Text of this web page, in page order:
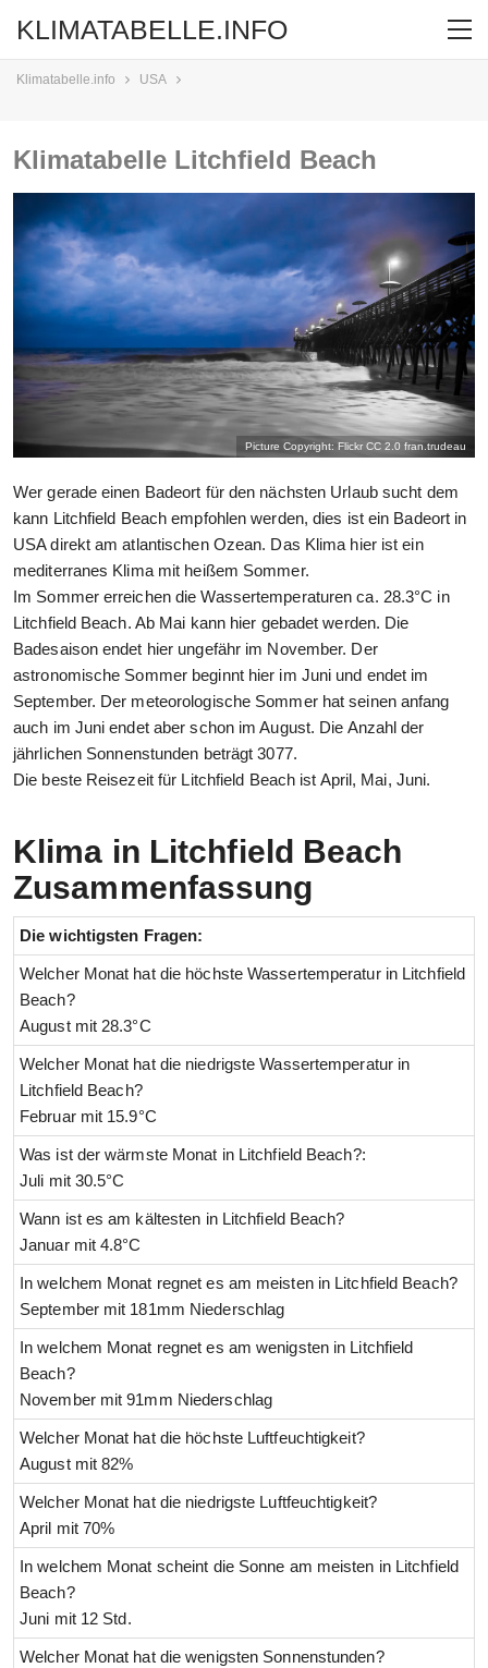
KLIMATABELLE.INFO
Klimatabelle.info USA
Klimatabelle Litchfield Beach
Picture Copyright: Flickr CC 2.0 fran.trudeau
Wer gerade einen Badeort für den nächsten Urlaub sucht dem
kann Litchfield Beach empfohlen werden, dies ist ein Badeort in
USA direkt am atlantischen Ozean. Das Klima hier ist ein
mediterranes Klima mit heißem Sommer.
Im Sommer erreichen die Wassertemperaturen ca. 28.3°C in
Litchfield Beach. Ab Mai kann hier gebadet werden. Die
Badesaison endet hier ungefähr im November. Der
astronomische Sommer beginnt hier im Juni und endet im
September. Der meteorologische Sommer hat seinen anfang
auch im Juni endet aber schon im August. Die Anzahl der
jährlichen Sonnenstunden beträgt 3077.
Die beste Reisezeit für Litchfield Beach ist April, Mai, Juni.
Klima in Litchfield Beach
Zusammenfassung
Die wichtigsten Fragen:
Welcher Monat hat die höchste Wassertemperatur in Litchfield
Beach?
August mit 28.3°C
Welcher Monat hat die niedrigste Wassertemperatur in
Litchfield Beach?
Februar mit 15.9°C
Was ist der wärmste Monat in Litchfield Beach?:
Juli mit 30.5°C
Wann ist es am kältesten in Litchfield Beach?
Januar mit 4.8°C
In welchem Monat regnet es am meisten in Litchfield Beach?
September mit 181mm Niederschlag
In welchem Monat regnet es am wenigsten in Litchfield
Beach?
November mit 91mm Niederschlag
Welcher Monat hat die höchste Luftfeuchtigkeit?
August mit 82%
Welcher Monat hat die niedrigste Luftfeuchtigkeit?
April mit 70%
In welchem Monat scheint die Sonne am meisten in Litchfield
Beach?
Juni mit 12 Std.
Welcher Monat hat die wenigsten Sonnenstunden?